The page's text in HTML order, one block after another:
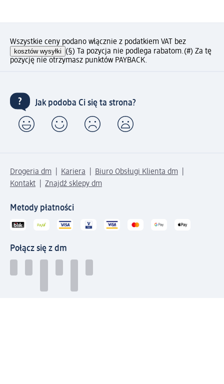
Wszystkie ceny podano włącznie z podatkiem VAT bez
kosztów wysyłki (§) Ta pozycja nie podlega rabatom.(#) Za tę
pozycję nie otrzymasz punktów PAYBACK.
Jak podoba Ci się ta strona?
Drogeria dm Kariera
Biuro Obsługi Klienta dm
Kontakt
Znajdź sklepy dm
Metody płatności
Połącz się z dm